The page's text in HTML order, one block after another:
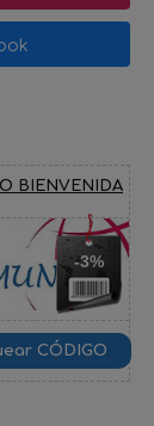
BIENVENIDA
-3%